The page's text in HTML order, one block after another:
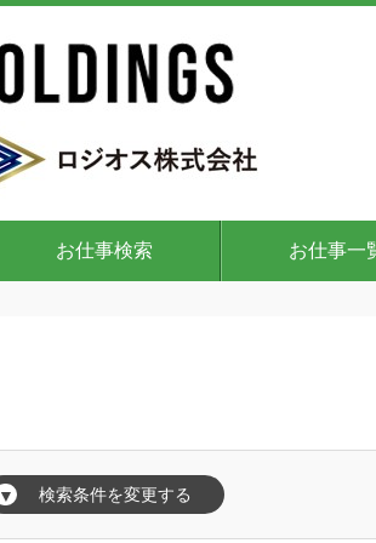
お仕事検索 お仕事一
▼ 検索条件を変更する